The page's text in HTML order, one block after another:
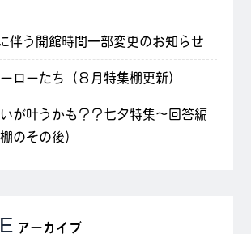
伴う開館時間一部変更のお知らせ
ローたち（８月特集棚更新）
が叶うかも？？七夕特集～回答編
のその後）
アーカイブ